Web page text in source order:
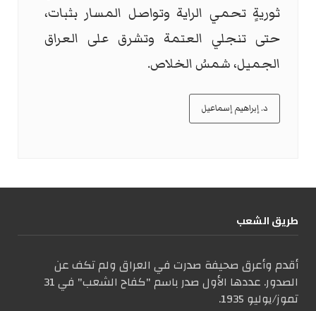
ثوريةٍ تحمي الراية وتواصل المسار بثبات،
حتى تنجلي العتمة وتشرق على العراق
الجميل، شمسُ الخلاص.
د. إبراهيم إسماعيل
طریق الشعب
أقدم وأعرق صحيفة صدرت في العراق ولم تكف عن
الصدور. عددها الأول صدر باسم "كفاح الشعب" في 31
تموز/يوليو 1935.